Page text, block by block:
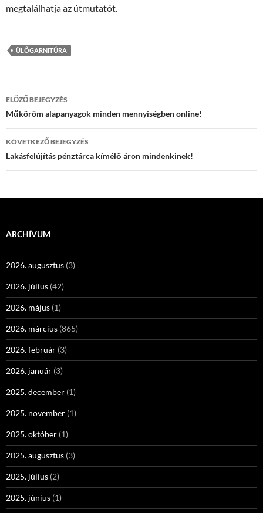
megtalálhatja az útmutatót.
ÜLŐGARNITÚRA
Bejegyzés
navigáció
ELŐZŐ BEJEGYZÉS
Műköröm alapanyagok minden mennyiségben online!
KÖVETKEZŐ BEJEGYZÉS
Lakásfelújítás pénztárca kímélő áron mindenkinek!
ARCHÍVUM
2026. augusztus (3)
2026. július (42)
2026. május (1)
2026. március (865)
2026. február (3)
2026. január (3)
2025. december (1)
2025. november (1)
2025. október (1)
2025. augusztus (3)
2025. július (2)
2025. június (1)